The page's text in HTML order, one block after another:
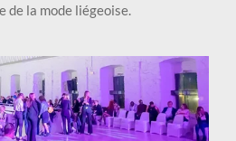
de la mode liégeoise.